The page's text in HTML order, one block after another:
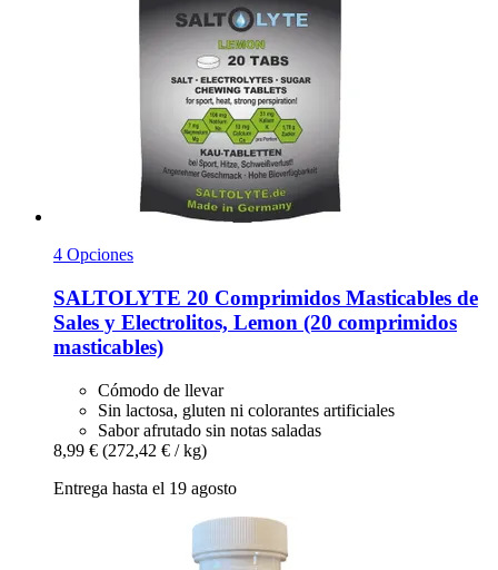
4 Opciones
SALTOLYTE 20 Comprimidos Masticables de
Sales y Electrolitos, Lemon (20 comprimidos
masticables)
Cómodo de llevar
Sin lactosa, gluten ni colorantes artificiales
Sabor afrutado sin notas saladas
8,99 € (272,42 € / kg)
Entrega hasta el 19 agosto